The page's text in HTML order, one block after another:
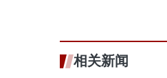
相关新闻